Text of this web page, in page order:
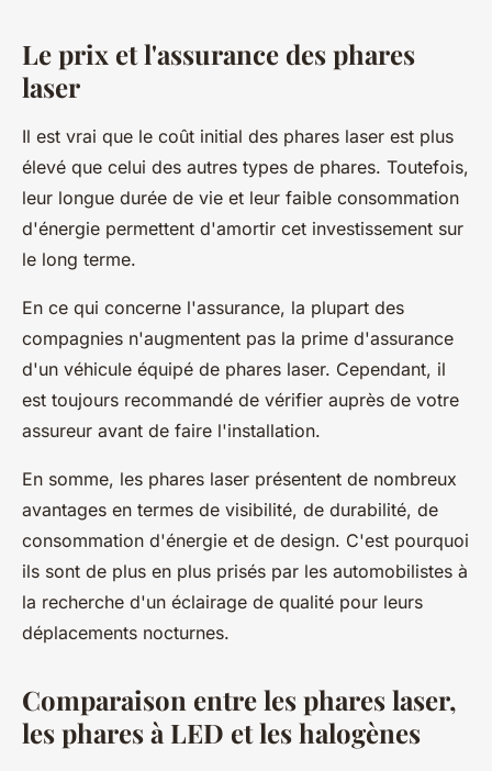
Le prix et l'assurance des phares
laser
Il est vrai que le coût initial des phares laser est plus
élevé que celui des autres types de phares. Toutefois,
leur longue durée de vie et leur faible consommation
d'énergie permettent d'amortir cet investissement sur
le long terme.
En ce qui concerne l'assurance, la plupart des
compagnies n'augmentent pas la prime d'assurance
d'un véhicule équipé de phares laser. Cependant, il
est toujours recommandé de vérifier auprès de votre
assureur avant de faire l'installation.
En somme, les phares laser présentent de nombreux
avantages en termes de visibilité, de durabilité, de
consommation d'énergie et de design. C'est pourquoi
ils sont de plus en plus prisés par les automobilistes à
la recherche d'un éclairage de qualité pour leurs
déplacements nocturnes.
Comparaison entre les phares laser,
les phares à LED et les halogènes